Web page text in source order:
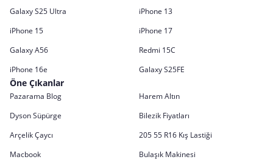
Galaxy S25 Ultra
iPhone 13
iPhone 15
iPhone 17
Galaxy A56
Redmi 15C
iPhone 16e
Galaxy S25FE
Öne Çıkanlar
Pazarama Blog
Harem Altın
Dyson Süpürge
Bilezik Fiyatları
Arçelik Çaycı
205 55 R16 Kış Lastiği
Macbook
Bulaşık Makinesi